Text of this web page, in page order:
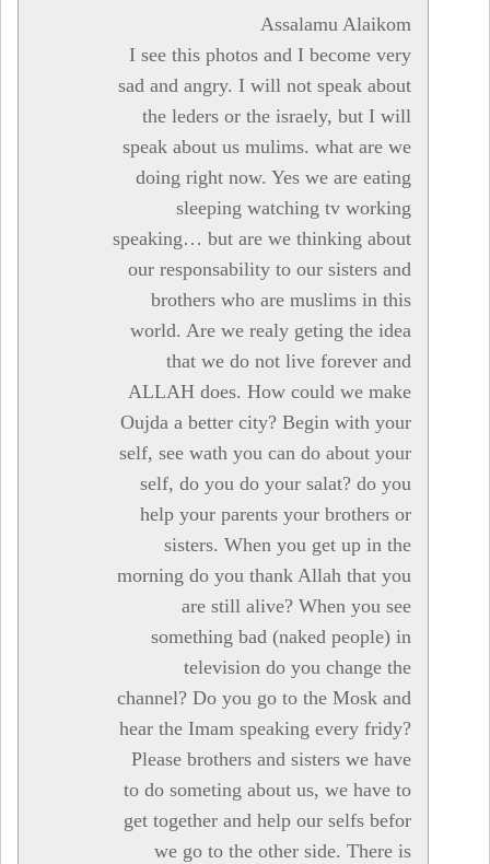
Assalamu Alaikom
I see this photos and I become very
sad and angry. I will not speak about
the leders or the israely, but I will
speak about us mulims. what are we
doing right now. Yes we are eating
sleeping watching tv working
speaking… but are we thinking about
our responsability to our sisters and
brothers who are muslims in this
world. Are we realy geting the idea
that we do not live forever and
ALLAH does. How could we make
Oujda a better city? Begin with your
self, see wath you can do about your
self, do you do your salat? do you
help your parents your brothers or
sisters. When you get up in the
morning do you thank Allah that you
are still alive? When you see
something bad (naked people) in
television do you change the
channel? Do you go to the Mosk and
hear the Imam speaking every fridy?
Please brothers and sisters we have
to do someting about us, we have to
get together and help our selfs befor
we go to the other side. There is